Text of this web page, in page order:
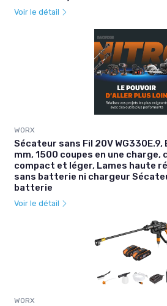
Voir le détail
WORX
Sécateur sans Fil 20V WG330E.9,
mm, 1500 coupes en une
compact et léger, Lames haute
sans batterie ni chargeur
batterie
Voir le détail
WORX